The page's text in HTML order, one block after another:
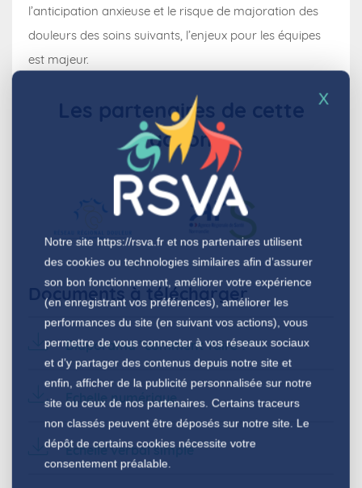
l’anticipation anxieuse et le risque de majoration des
douleurs des soins suivants, l’enjeux pour les équipes
est majeur.
Les partenaires de cette
action
Documents à télécharger
Diaporama "comment faire ?"
Echelle numérique
Echelle verbal simple
X
Notre site https://rsva.fret nos partenaires utilisent
des cookies ou technologies similaires afin d’assurer
son bon fonctionnement, améliorer votre expérience
(en enregistrant vos préférences), améliorer les
performances du site (en suivant vos actions), vous
permettre de vous connecter à vos réseaux sociaux
et d’y partager des contenus depuis notre site et
enfin, afficher de la publicité personnalisée sur notre
site ou ceux de nos partenaires. Certains traceurs
non classés peuvent être déposés sur notre site. Le
dépôt de certains cookies nécessite votre
consentement préalable.